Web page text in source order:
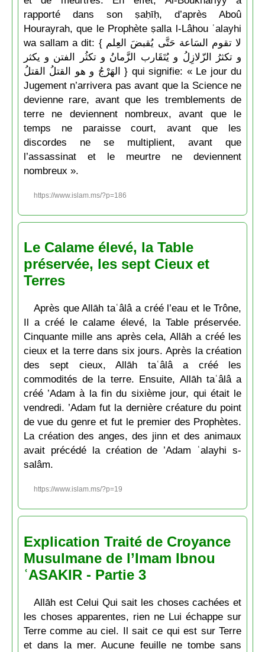
rapporté dans son ṣaḥīḥ, d’après Aboû
Hourayrah, que le Prophète ṣalla l-Lâhou ʿalayhi
wa sallam a dit: { لا تقوم السَاعة حَتَّى يُقبضَ العِلم
و تكثرُ الزّلازِلُ و يُتَقَارب الزَّمانُ و تكثُر الفتن و يكثر
الهَرْجُ و هو القتلُ القتلُ } qui signifie: « Le jour du
Jugement n’arrivera pas avant que la Science ne
devienne rare, avant que les tremblements de
terre ne deviennent nombreux, avant que le
temps ne paraisse court, avant que les
discordes ne se multiplient, avant que
l’assassinat et le meurtre ne deviennent
nombreux ».
https://www.islam.ms/?p=186
Le Calame élevé, la Table
préservée, les sept Cieux et
Terres
Après que Allāh taʿâlâ a créé l’eau et le Trône,
Il a créé le calame élevé, la Table préservée.
Cinquante mille ans après cela, Allāh a créé les
cieux et la terre dans six jours. Après la création
des sept cieux, Allāh taʿâlâ a créé les
commodités de la terre. Ensuite, Allāh taʿâlâ a
créé ’Adam à la fin du sixième jour, qui était le
vendredi. ’Adam fut la dernière créature du point
de vue du genre et fut le premier des Prophètes.
La création des anges, des jinn et des animaux
avait précédé la création de ’Adam ʿalayhi s-
salâm.
https://www.islam.ms/?p=19
Explication Traité de Croyance
Musulmane de l’Imam Ibnou
ʿASAKIR - Partie 3
Allāh est Celui Qui sait les choses cachées et
les choses apparentes, rien ne Lui échappe sur
Terre comme au ciel. Il sait ce qui est sur Terre
et dans la mer. Aucune feuille ne tombe sans